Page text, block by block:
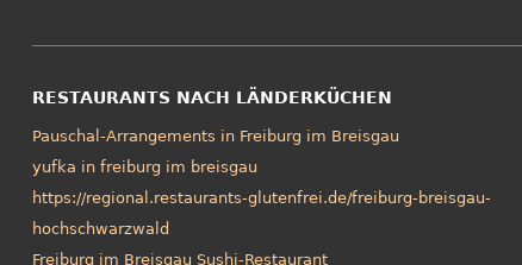
RESTAURANTS NACH LÄNDERKÜCHEN
Pauschal-Arrangements in Freiburg im Breisgau
yufka in freiburg im breisgau
https://regional.restaurants-glutenfrei.de/freiburg-breisgau-
hochschwarzwald
Freiburg im Breisgau Sushi-Restaurant